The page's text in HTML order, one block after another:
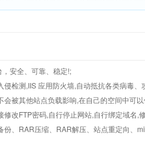
安全、可靠、稳定!;
侵检测,IIS 应用防火墙,自动抵抗各类病毒、
会被其他站点负载影响,在自己的空间中可
修改FTP密码,自行停止网站,自行绑定域名,
份、RAR压缩、RAR解压、站点重定向、